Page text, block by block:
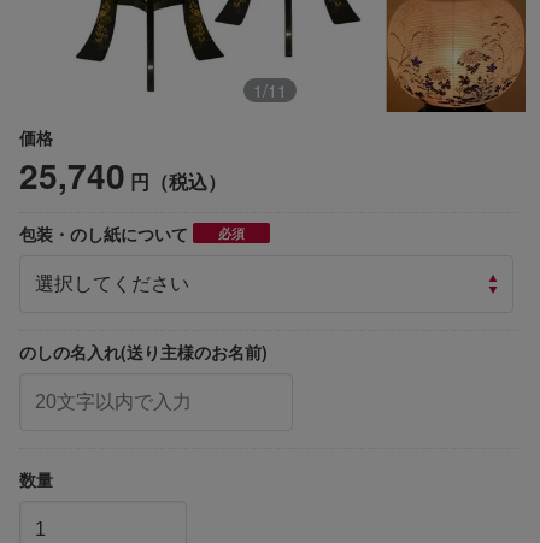
1/11
価格
25,740 円（税込）
包装・のし紙について 必須
のしの名入れ(送り主様のお名前)
数量